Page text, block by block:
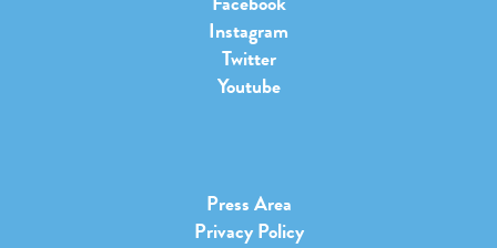
Instagram
Twitter
Youtube
Press Area
Privacy Policy